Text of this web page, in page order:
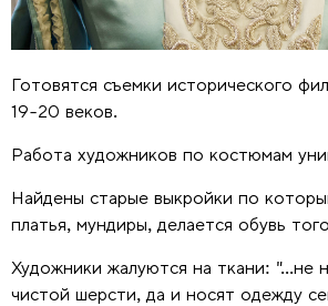
Готовятся съемки исторического
19-20 веков.
Работа художников по костюмам
Найдены старые выкройки по
платья, мундиры, делается обувь
Художники жалуются на ткани: "...не
чистой шерсти, да и носят одежду